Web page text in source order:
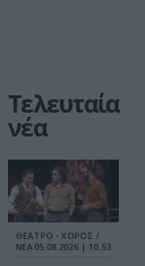
Τελευταία
νέα
ΘΕΑΤΡΟ - ΧΟΡΟΣ /
ΝΕΑ 05.08.2026 | 10.53